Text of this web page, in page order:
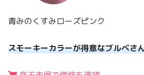
青みのくすみローズピンク
スモーキーカラーが得意なブルベさ